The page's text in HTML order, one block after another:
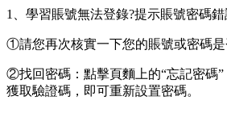
1、學習賬號無法登錄?提示賬號密碼錯
①請您再次核實一下您的賬號或密碼是
②找回密碼：點擊頁麵上的“忘記密碼”
獲取驗證碼，即可重新設置密碼。